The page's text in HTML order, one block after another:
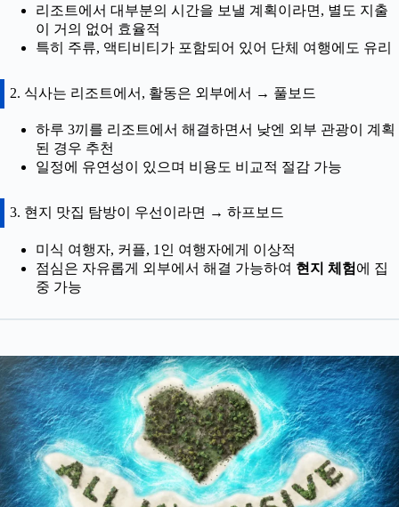
리조트에서 대부분의 시간을 보낼 계획이라면, 별도 지출
이 거의 없어 효율적
특히 주류, 액티비티가 포함되어 있어 단체 여행에도 유리
2. 식사는 리조트에서, 활동은 외부에서 → 풀보드
하루 3끼를 리조트에서 해결하면서 낮엔 외부 관광이 계획
된 경우 추천
일정에 유연성이 있으며 비용도 비교적 절감 가능
3. 현지 맛집 탐방이 우선이라면 → 하프보드
미식 여행자, 커플, 1인 여행자에게 이상적
점심은 자유롭게 외부에서 해결 가능하여 현지 체험 에 집
중 가능